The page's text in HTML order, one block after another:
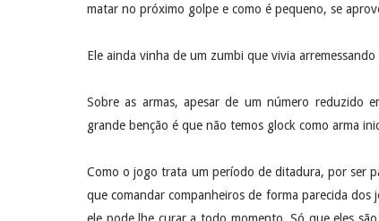
matar no próximo golpe e como é pequeno, se
Ele ainda vinha de um zumbi que vivia arremessando
Sobre as armas, apesar de um número reduzido
grande benção é que não temos glock como arma
Como o jogo trata um período de ditadura, por ser
que comandar companheiros de forma parecida
ele pode lhe curar a todo momento. Só que eles